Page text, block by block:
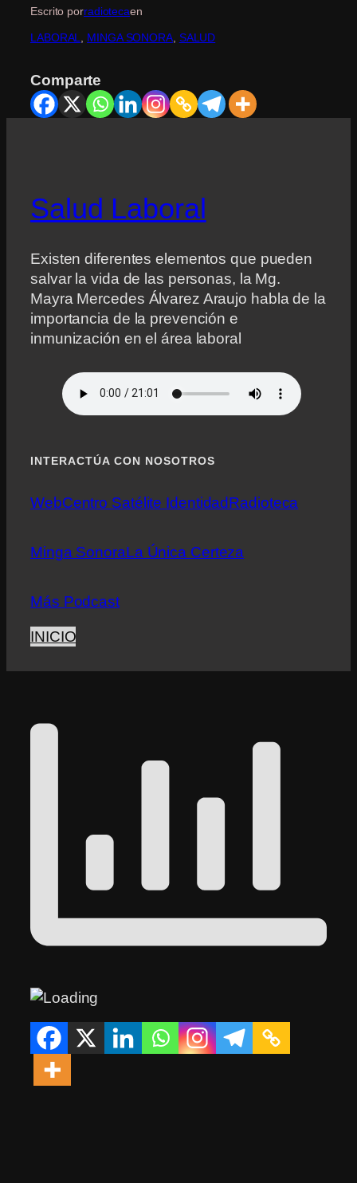
Escrito porradiotecaen
LABORAL MINGA SONORA, SALUD
Comparte
Salud Laboral
Existen diferentes elementos que pueden
salvar la vida de las personas, la Mg.
Mayra Mercedes Álvarez Araujo habla de la
importancia de la prevención e
inmunización en el área laboral
INTERACTÚA CON NOSOTROS
WebCentro Satélite IdentidadRadioteca
Minga SonoraLa Única Certeza
Más Podcast
INICIO